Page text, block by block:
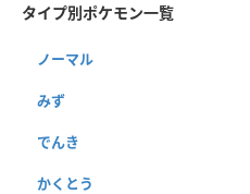
タイプ別ポケモン一覧
ノーマル
みず
でんき
かくとう